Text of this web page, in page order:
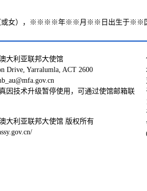
女），※※※※年※※月※※日出生于※※国
大利亚联邦大使馆
Drive, Yarralumla, ACT 2600
因技术升级暂停使用，可通过使馆邮箱联
大利亚联邦大使馆 版权所有